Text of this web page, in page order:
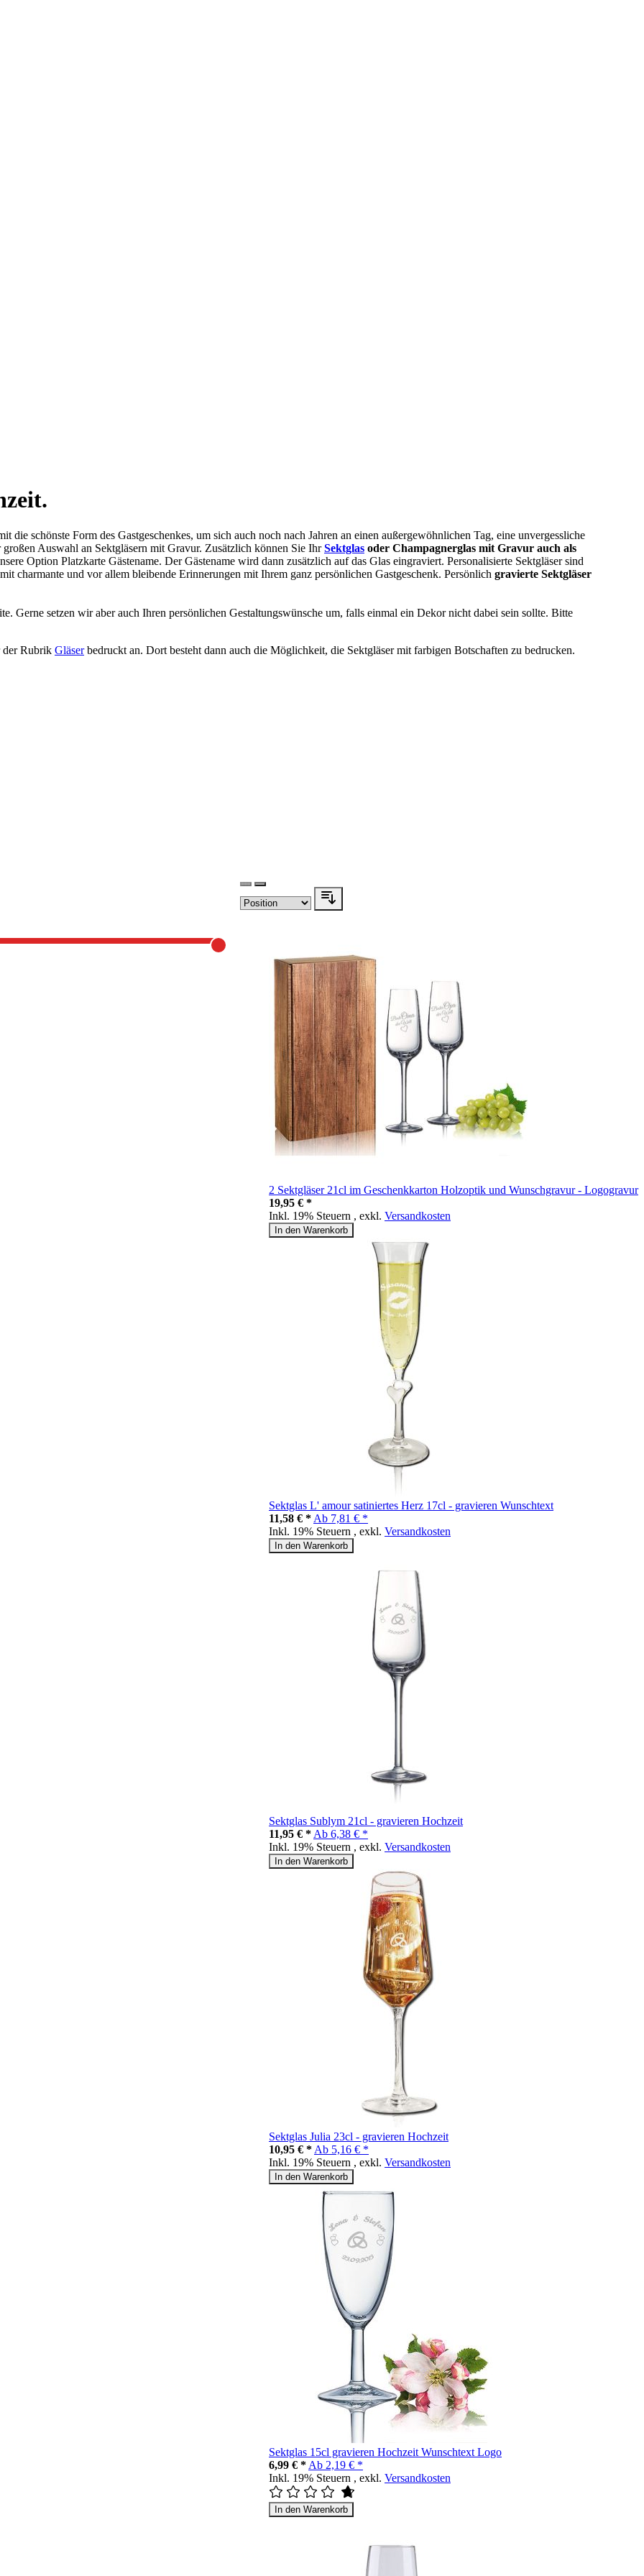
die schönste Form des Gastgeschenkes, um sich auch noch nach Jahren an einen außergewöhnlichen Tag, eine unvergessliche
Auswahl an Sektgläsern mit Gravur. Zusätzlich können Sie IhrSektglas oder Champagnerglas mit Gravur auch als
Option Platzkarte Gästename. Der Gästename wird dann zusätzlich auf das Glas eingraviert. Personalisierte Sektgläser sind
charmante und vor allem bleibende Erinnerungen mit Ihrem ganz persönlichen Gastgeschenk. Persönlich gravierte Sektgläser
Gerne setzen wir aber auch Ihren persönlichen Gestaltungswünsche um, falls einmal ein Dekor nicht dabei sein sollte. Bitte
der Rubrik Gläserbedruckt an. Dort besteht dann auch die Möglichkeit, die Sektgläser mit farbigen Botschaften zu bedrucken.
2 Sektgläser 21cl im Geschenkkarton Holzoptik und Wunschgravur - Logogravur
19,95 € *
Inkl. 19% Steuern , exkl. Versandkosten
In den Warenkorb
Sektglas L' amour satiniertes Herz 17cl - gravieren Wunschtext
11,58 € * Ab 7,81 € *
Inkl. 19% Steuern , exkl. Versandkosten
In den Warenkorb
Sektglas Sublym 21cl - gravieren Hochzeit
11,95 € * Ab 6,38 € *
Inkl. 19% Steuern , exkl. Versandkosten
In den Warenkorb
Sektglas Julia 23cl - gravieren Hochzeit
10,95 € * Ab 5,16 € *
Inkl. 19% Steuern , exkl. Versandkosten
In den Warenkorb
Sektglas 15cl gravieren Hochzeit Wunschtext Logo
6,99 € * Ab 2,19 € *
Inkl. 19% Steuern , exkl. Versandkosten
In den Warenkorb